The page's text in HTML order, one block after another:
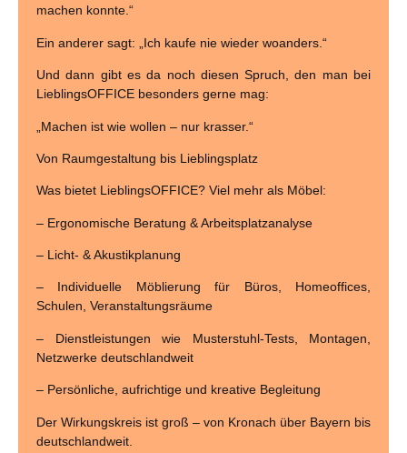
machen konnte.“
Ein anderer sagt: „Ich kaufe nie wieder woanders.“
Und dann gibt es da noch diesen Spruch, den man bei
LieblingsOFFICE besonders gerne mag:
„Machen ist wie wollen – nur krasser.“
Von Raumgestaltung bis Lieblingsplatz
Was bietet LieblingsOFFICE? Viel mehr als Möbel:
– Ergonomische Beratung & Arbeitsplatzanalyse
– Licht- & Akustikplanung
– Individuelle Möblierung für Büros, Homeoffices,
Schulen, Veranstaltungsräume
– Dienstleistungen wie Musterstuhl-Tests, Montagen,
Netzwerke deutschlandweit
– Persönliche, aufrichtige und kreative Begleitung
Der Wirkungskreis ist groß – von Kronach über Bayern bis
deutschlandweit.